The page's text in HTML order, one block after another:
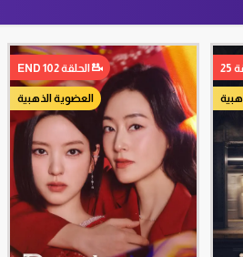
25
العضوية الذهبية
الحلقة 102 END